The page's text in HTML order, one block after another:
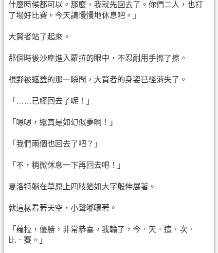
什麼時候都可以。那麼，我就先回去了。你們二人，也打
了場好比賽。今天請慢慢地休息吧。」
大賢者站了起來。
那個時後沙塵進入蘿拉的眼中，不忍耐用手擦了擦。
視野被遮蓋的那一瞬間，大賢者的身姿已經消失了。
「……已經回去了呢！」
「嗯嗯，還真是如幻似夢啊！」
「我們兩個也回去了吧？」
「不，稍微休息一下再回去吧！」
夏洛特躺在草原上四肢猶如大字般伸展著。
就這樣看著天空，小聲嘟嚷著。
「蘿拉，優勝，非常恭喜。我輸了，今．天．這．次．
比．賽。」